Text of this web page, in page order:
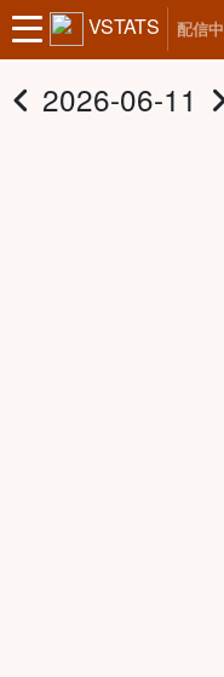
VSTATS 配信中
2026-06-11